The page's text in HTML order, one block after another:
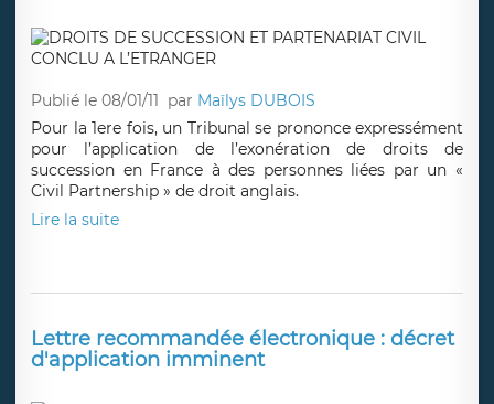
Publié le 08/01/11 par Maïlys DUBOIS
Pour la 1ere fois, un Tribunal se prononce expressément
pour l’application de l’exonération de droits de
succession en France à des personnes liées par un «
Civil Partnership » de droit anglais.
Lire la suite
Lettre recommandée électronique : décret
d'application imminent